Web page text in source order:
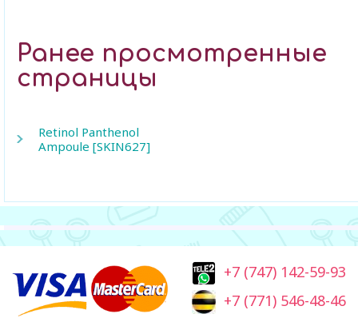
Ранее просмотренные
страницы
Retinol Panthenol
Ampoule [SKIN627]
+7 (747) 142-59-93
+7 (771) 546-48-46